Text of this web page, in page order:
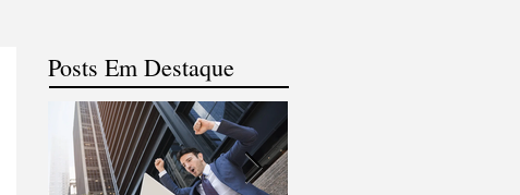
Posts Em Destaque